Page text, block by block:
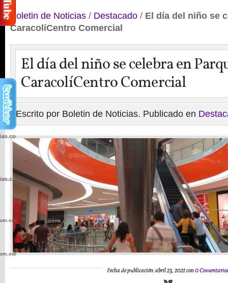
Boletin de Noticias / Destacado / El día del niño se
CaracolíCentro Comercial
El día del niño se celebra en
CaracolíCentro Comercial
Escrito por Boletin de Noticias. Publicado en
Fecha de publicación: abril 23, 2021 con0
wp-
wp-
wp-
wp-